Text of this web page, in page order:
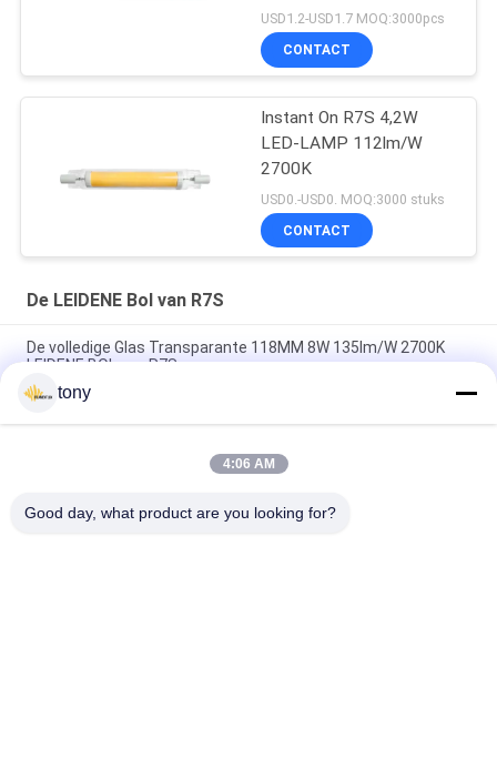
LEIDENE Dimmable
USD1.2-USD1.7 MOQ:3000pcs
CONTACT
Instant On R7S 4,2W
LED-LAMP 112lm/W
2700K
USD0.-USD0. MOQ:3000 stuks
CONTACT
De LEIDENE Bol van R7S
De volledige Glas Transparante 118MM 8W 135lm/W 2700K
LEIDENE BOL van R7S
Basis 8W leidde Bol
1800K 15W 118mm horizontale stop passen de LEIDENE Bol
tony
4:06 AM
Good day, what product are you looking for?